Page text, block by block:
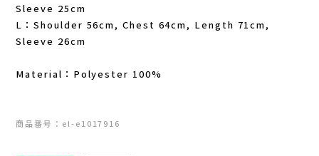
New Era(ニューエラ)
Sleeve 25cm
L：Shoulder 56cm, Chest 64cm, Length 71cm,
Sleeve 26cm
Material：Polyester 100%
商品番号：el-e1017916